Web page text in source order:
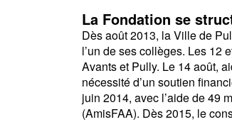
La Fondation se
Dès août 2013, la Ville de
l’un de ses collèges. Les 12
Avants et Pully. Le 14 août,
nécessité d’un soutien
juin 2014, avec l’aide de 49
(AmisFAA). Dès 2015, le